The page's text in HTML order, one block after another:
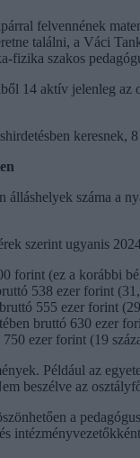
felvennének
találni, a Váci
fizika szakos
14 aktív jelenleg
keresnek,
száma a
szerint ugyanis
forint (ez a korábbi
538 ezer forint
555 ezer forint
bruttó 630 ezer
ezer forint (19
Például az
beszélve az
a